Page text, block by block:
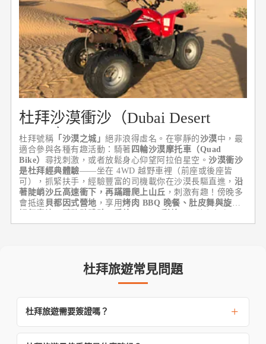
杜拜沙漠衝沙（Dubai Desert
Safari）
杜拜號稱 「沙漠之城」絕非浪得虛名。在寧靜的沙漠中，最
適合參與各種有趣活動：騎著 四輪沙漠摩托車（Quad
Bike） 尋找刺激，或者放鬆身心仰望阿拉伯星空。沙漠衝沙
是杜拜經典體驗——坐在 4WD 越野車裡（前座或後座皆
可），抓緊扶手，經驗豐富的司機載你在沙漠長驅直進， 沿
著陡峭沙丘高速衝下，再蹣跚爬上山丘 ，刺激有趣！傍晚多
會抵達 貝都因式營地 ，享用烤肉 BBQ 晚餐、肚皮舞與旋轉
具記憶點的活動之一。
杜拜旅遊常見問題
杜拜旅遊需要簽證嗎？